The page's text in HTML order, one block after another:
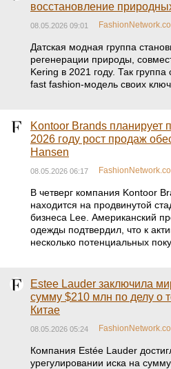
восстановление
08.05.2026 09:01
Датская модная группа
регенерации природы,
Kering в 2021 году. Так группа
fast fashion‑модель своих
Kontoor Brands планирует
2026 году рост продаж
Hansen
08.05.2026 06:17
В четверг компания Kontoor
находится на продвинутой
бизнеса Lee. Американский
одежды подтвердил, что к
несколько потенциальных
Estee Lauder заключила
сумму $210 млн по делу о
Китае
08.05.2026 05:24
Компания Estée Lauder
урегулировании иска на